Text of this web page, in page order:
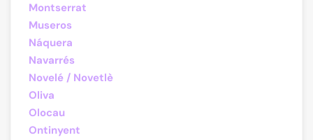
Montserrat
Museros
Náquera
Navarrés
Novelé / Novetlè
Oliva
Olocau
Ontinyent